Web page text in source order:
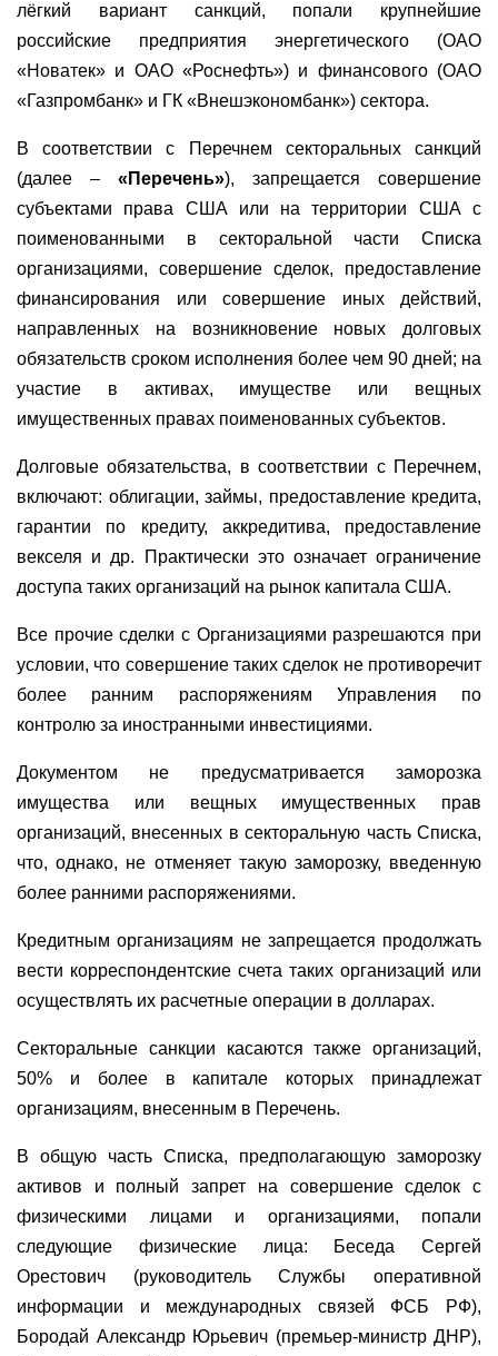
лёгкий вариант санкций, попали крупнейшие
российские предприятия энергетического (ОАО
«Новатек» и ОАО «Роснефть») и финансового (ОАО
«Газпромбанк» и ГК «Внешэкономбанк») сектора.
В соответствии с Перечнем секторальных санкций
(далее – «Перечень»), запрещается совершение
субъектами права США или на территории США с
поименованными в секторальной части Списка
организациями, совершение сделок, предоставление
финансирования или совершение иных действий,
направленных на возникновение новых долговых
обязательств сроком исполнения более чем 90 дней; на
участие в активах, имуществе или вещных
имущественных правах поименованных субъектов.
Долговые обязательства, в соответствии с Перечнем,
включают: облигации, займы, предоставление кредита,
гарантии по кредиту, аккредитива, предоставление
векселя и др. Практически это означает ограничение
доступа таких организаций на рынок капитала США.
Все прочие сделки с Организациями разрешаются при
условии, что совершение таких сделок не противоречит
более ранним распоряжениям Управления по
контролю за иностранными инвестициями.
Документом не предусматривается заморозка
имущества или вещных имущественных прав
организаций, внесенных в секторальную часть Списка,
что, однако, не отменяет такую заморозку, введенную
более ранними распоряжениями.
Кредитным организациям не запрещается продолжать
вести корреспондентские счета таких организаций или
осуществлять их расчетные операции в долларах.
Секторальные санкции касаются также организаций,
50% и более в капитале которых принадлежат
организациям, внесенным в Перечень.
В общую часть Списка, предполагающую заморозку
активов и полный запрет на совершение сделок с
физическими лицами и организациями, попали
следующие физические лица: Беседа Сергей
Орестович (руководитель Службы оперативной
информации и международных связей ФСБ РФ),
Бородай Александр Юрьевич (премьер-министр ДНР),